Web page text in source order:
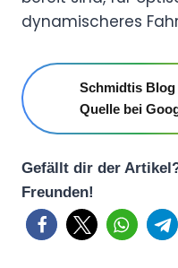
dynamischeres
Schmidtis
Quelle bei
Gefällt dir der
Freunden!